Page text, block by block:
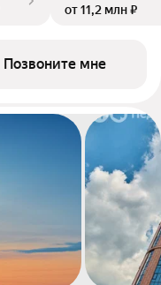
от 11,2 млн ₽
Позвоните мне